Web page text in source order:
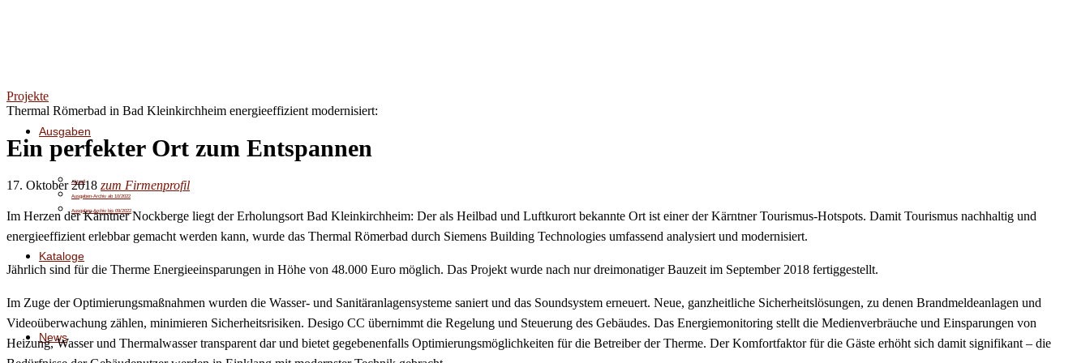
Ausgaben
Aktuell
Ausgaben-Archiv ab 10/2022
Ausgaben-Archiv bis 09/2022
Kataloge
News
Projekte
Thermal Römerbad in Bad Kleinkirchheim energieeffizient modernisiert:
Ein perfekter Ort zum Entspannen
17. Oktober 2018 zum Firmenprofil
Im Herzen der Kärntner Nockberge liegt der Erholungsort Bad Kleinkirchheim: Der als Heilbad und Luftkurort bekannte Ort ist einer der Kärntner Tourismus-Hotspots. Damit Tourismus nachhaltig und
energieeffizient erlebbar gemacht werden kann, wurde das Thermal Römerbad durch Siemens Building Technologies umfassend analysiert und modernisiert.
Jährlich sind für die Therme Energieeinsparungen in Höhe von 48.000 Euro möglich. Das Projekt wurde nach nur dreimonatiger Bauzeit im September 2018 fertiggestellt.
Im Zuge der Optimierungsmaßnahmen wurden die Wasser- und Sanitäranlagensysteme saniert und das Soundsystem erneuert. Neue, ganzheitliche Sicherheitslösungen, zu denen Brandmeldeanlagen und
Videoüberwachung zählen, minimieren Sicherheitsrisiken. Desigo CC übernimmt die Regelung und Steuerung des Gebäudes. Das Energiemonitoring stellt die Medienverbräuche und Einsparungen von
Heizung, Wasser und Thermalwasser transparent dar und bietet gegebenenfalls Optimierungsmöglichkeiten für die Betreiber der Therme. Der Komfortfaktor für die Gäste erhöht sich damit signifikant – die